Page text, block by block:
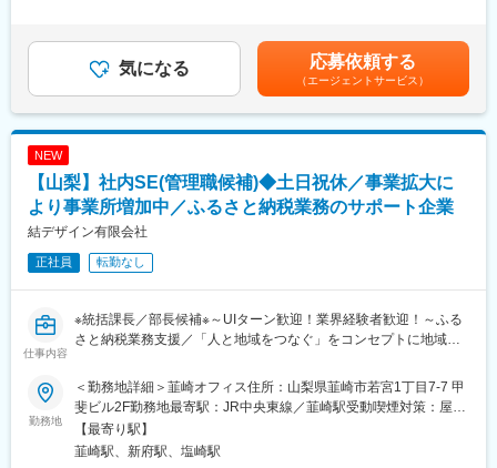
・家族みんなに愛されるすまいづくり
・コスト、デザイン、耐久性、構造、性能、バランスのとれたす
変更の範囲：会社の定める業務
の産業を活性化することです。この目標を達成するためには、地
域の事業者様との緊密な協力関係が不可欠です。あなたには、こ
うした事業者様との信頼関係を構築し、返礼品の魅力を効果的に
■具体的な業務内容：
◇自治体様との面談や連携、調整
◇既存事業者様との調整や協力
◇新規返礼品提供事業者の開拓
◇チーム全体のパフォーマンス向上と目標達成のためのリーダー
シップ発揮
■配属先の情報：
現在、20代から30代のメンバー6名で構成されています。リーダ
ーとして、これらのメンバーをまとめ、組織の成長を推進してい
ただきます。
納税や地方創生業務で主担当の経験がある方は優遇■賞与：年2回
（前年度実績：3ヶ月）※決算賞与は業績による（前年度支給実績
あり）※賞与は試用期間終了後、所定の査定期間に在籍している方
が対象賃金はあくまでも目安の金額であり、選考を通じて上下す
る可能性があります。月給(月額)は固定手当を含めた表記です。
気になる 応募依頼する
（エージェントサービス）
NEW
【山梨】社内SE(管理職候補)◆土日祝休／事業拡大に
より事業所増加中／ふるさと納税業務のサポート企業
結デザイン有限会社
正社員 転勤なし
仕事内容
※統括課長／部長候補※～UIターン歓迎！業界経験者歓迎！～ふる
さと納税業務支援／「人と地域をつなぐ」をコンセプトに地域密
■募集の背景：
全国の自治体様に対してふるさと納税業務の総合サポートを提供
している当社は、事業が年々拡大しています。組織体制の強化と
さらなる事業拡大を目指し、今回新たに管理職を募集いたしま
勤務地
＜勤務地詳細＞韮崎オフィス住所：山梨県韮崎市若宮1丁目7‐7 甲
斐ビル2F勤務地最寄駅：JR中央東線／韮崎駅受動喫煙対策：屋内
全面禁煙
【最寄り駅】
韮崎駅、新府駅、塩崎駅